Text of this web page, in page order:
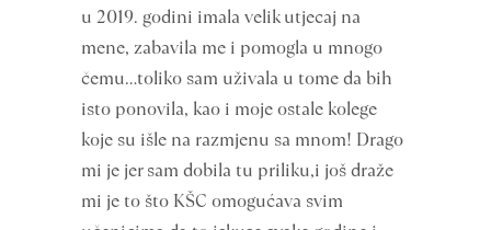
u 2019. godini imala velik utjecaj na
mene, zabavila me i pomogla u mnogo
čemu…toliko sam uživala u tome da bih
isto ponovila, kao i moje ostale kolege
koje su išle na razmjenu sa mnom! Drago
mi je jer sam dobila tu priliku,i još draže
mi je to što KŠC omogućava svim